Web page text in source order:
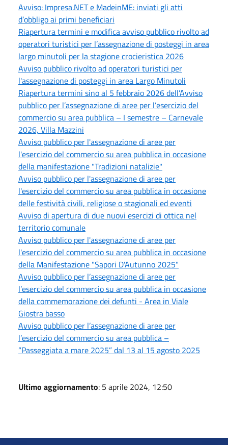
Avviso: Impresa.NET e MadeinME: inviati gli atti
d’obbligo ai primi beneficiari
Riapertura termini e modifica avviso pubblico rivolto ad
operatori turistici per l’assegnazione di posteggi in area
largo minutoli per la stagione crocieristica 2026
Avviso pubblico rivolto ad operatori turistici per
l'assegnazione di posteggi in area Largo Minutoli
Riapertura termini sino al 5 febbraio 2026 dell’Avviso
pubblico per l’assegnazione di aree per l’esercizio del
commercio su area pubblica – I semestre – Carnevale
2026, Villa Mazzini
Avviso pubblico per l'assegnazione di aree per
l'esercizio del commercio su area pubblica in occasione
della manifestazione "Tradizioni natalizie"
Avviso pubblico per l'assegnazione di aree per
l'esercizio del commercio su area pubblica in occasione
delle festività civili, religiose o stagionali ed eventi
Avviso di apertura di due nuovi esercizi di ottica nel
territorio comunale
Avviso pubblico per l'assegnazione di aree per
l'esercizio del commercio su area pubblica in occasione
della Manifestazione "Sapori D'Autunno 2025"
Avviso pubblico per l’assegnazione di aree per
l’esercizio del commercio su area pubblica in occasione
della commemorazione dei defunti - Area in Viale
Giostra basso
Avviso pubblico per l’assegnazione di aree per
l’esercizio del commercio su area pubblica –
“Passeggiata a mare 2025” dal 13 al 15 agosto 2025
Ultimo aggiornamento: 5 aprile 2024, 12:50